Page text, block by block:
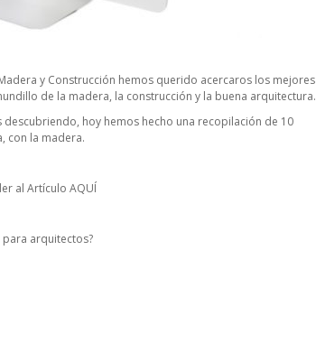
y Construcción hemos querido acercaros los mejores
de la madera, la construcción y la buena arquitectura.
hoy hemos hecho una recopilación de 10
con la madera.
al Artículo AQUÍ
arquitectos?